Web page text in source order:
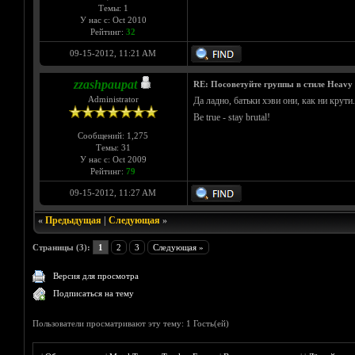
Темы: 1
У нас с: Oct 2010
Рейтинг: 32
09-15-2012, 11:21 AM
zzashpaupat
Administrator
Сообщений: 1,275
Темы: 31
У нас с: Oct 2009
Рейтинг: 79
RE: Посоветуйте группы в стиле
Да ладно, батьки хэви они, как ни крути.
Be true - stay brutal!
09-15-2012, 11:27 AM
« Предыдущая| Следующая»
Страницы (3): 1 2 3 Следующая »
Версия для просмотра
Подписаться на тему
Пользователи просматривают эту тему: 1 Гость(ей)